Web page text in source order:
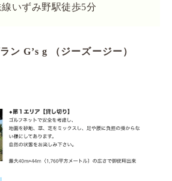
いずみ野駅徒歩5分
ン G’s g （ジーズージー）